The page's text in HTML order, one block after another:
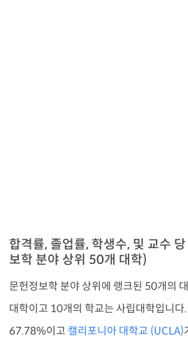
합격률, 졸업률, 학생수, 및 교수
보학 분야 상위 50개 대학)
문헌정보학 분야 상위에 랭크된 50개의
대학이고 10개의 학교는 사립대학입니다
67.78%이고 캘리포니아 대학교 (UCLA)